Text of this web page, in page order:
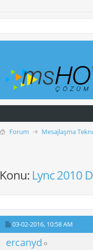
Forum Mesajlaşma
Konu: Lync 2010
03-02-2016, 10:58 AM
ercanyd